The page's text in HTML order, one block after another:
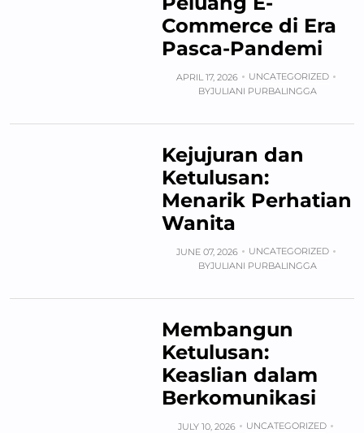
Commerce di Era
Pasca-Pandemi
APRIL 17, 2026
UNCATEGORIZED
BYJULIANI PURBALINGGA
Kejujuran dan
Ketulusan:
Menarik Perhatian
Wanita
JUNE 07, 2026
UNCATEGORIZED
BYJULIANI PURBALINGGA
Membangun
Ketulusan:
Keaslian dalam
Berkomunikasi
JULY 10, 2026
UNCATEGORIZED